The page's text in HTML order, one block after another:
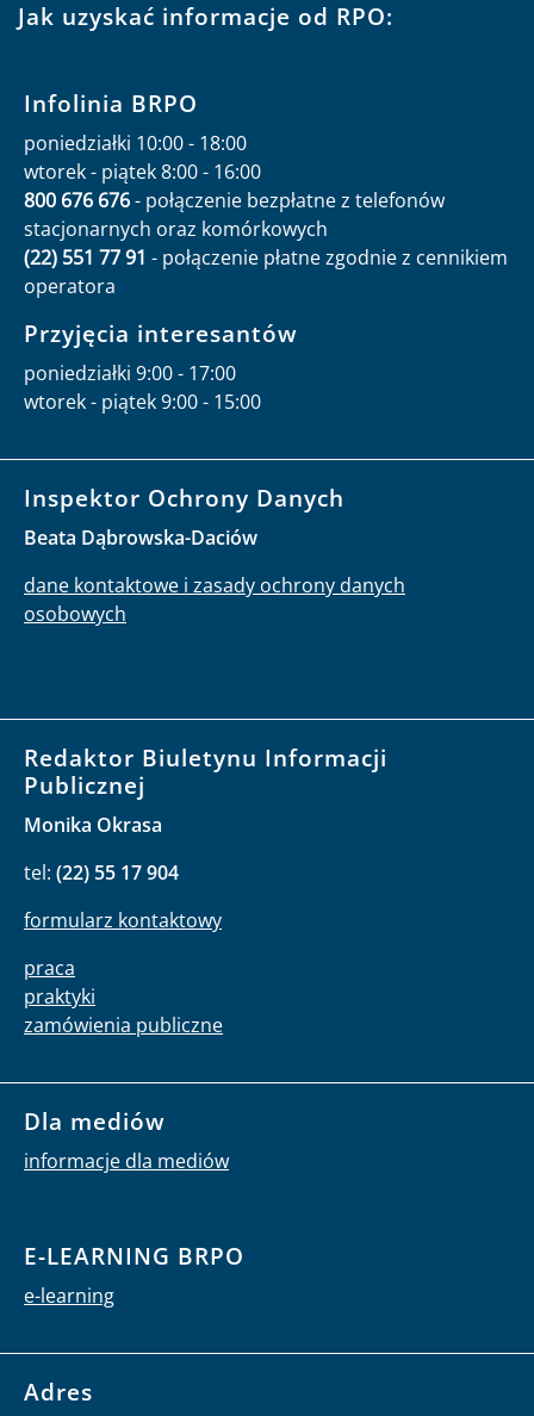
Jak uzyskać informacje od RPO:
Infolinia BRPO
poniedziałki 10:00 - 18:00
wtorek - piątek 8:00 - 16:00
800 676 676- połączenie bezpłatne z telefonów
stacjonarnych oraz komórkowych
(22) 551 77 91 - połączenie płatne zgodnie z cennikiem
operatora
Przyjęcia interesantów
poniedziałki 9:00 - 17:00
wtorek - piątek 9:00 - 15:00
Inspektor Ochrony Danych
Beata Dąbrowska-Daciów
dane kontaktowe i zasady ochrony danych
osobowych
Redaktor Biuletynu Informacji
Publicznej
Monika Okrasa
tel: (22) 55 17 904
formularz kontaktowy
praca
praktyki
zamówienia publiczne
Dla mediów
informacje dla mediów
E-LEARNING BRPO
e-learning
Adres